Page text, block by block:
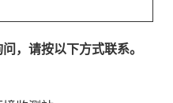
，请按以下方式联系。